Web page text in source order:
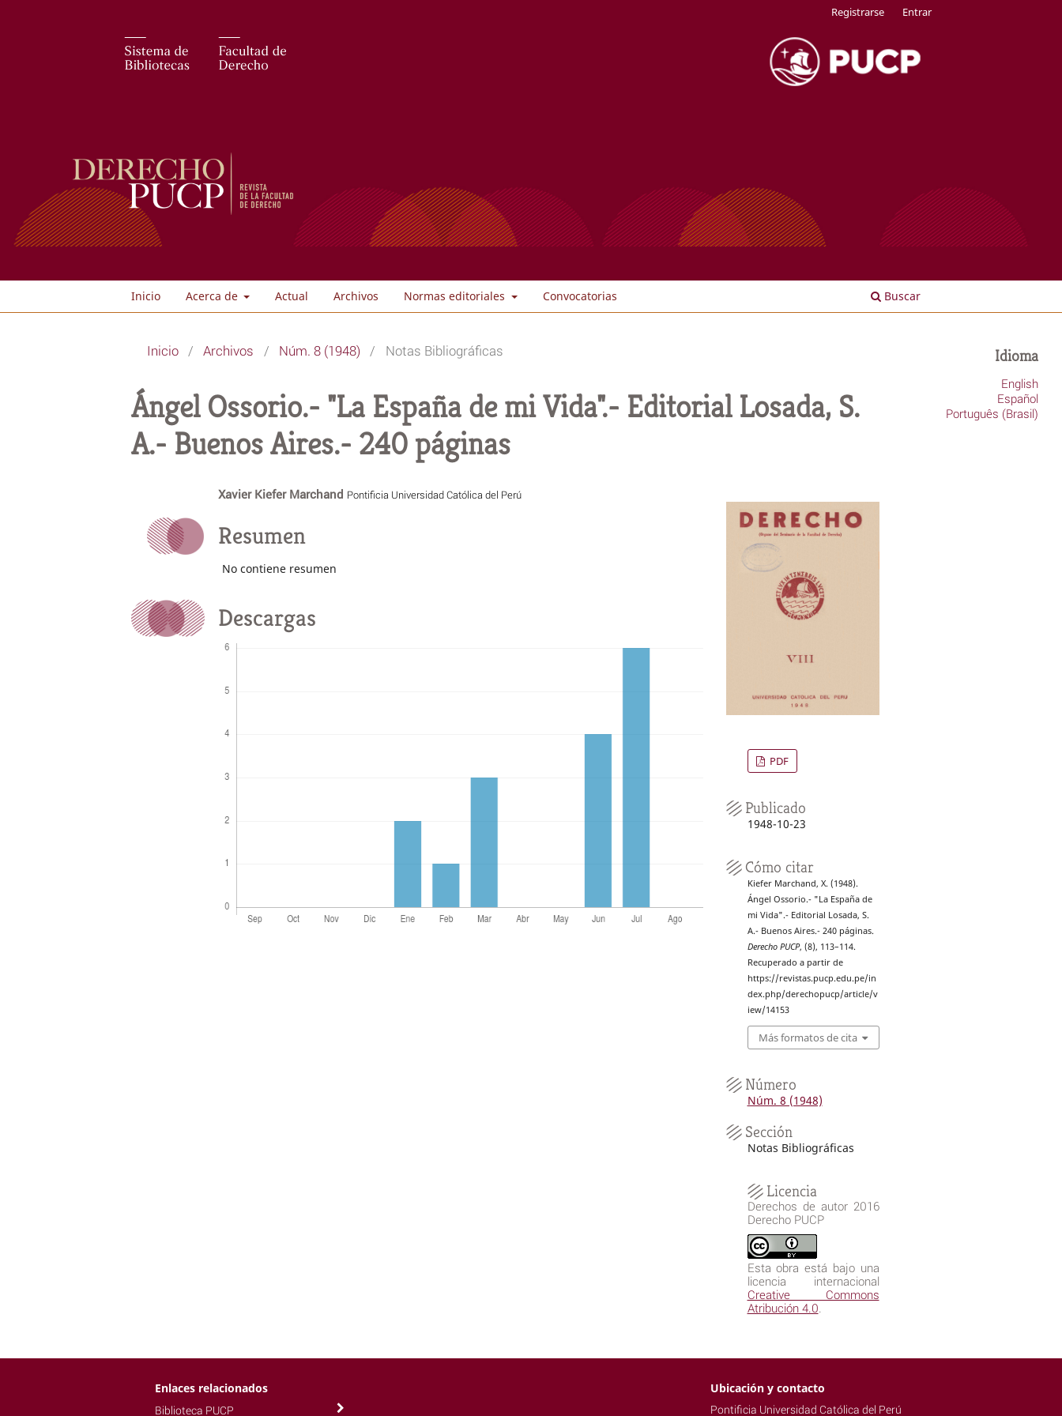
Inicio Acerca de Actual Archivos Normas editoriales Convocatorias Buscar
Registrarse Entrar
Inicio / Archivos / Núm. 8 (1948) / Notas Bibliográficas
Ángel Ossorio.- "La España de mi Vida".- Editorial Losada, S.
A.- Buenos Aires.- 240 páginas
Xavier Kiefer Marchand Pontificia Universidad Católica del Perú
Resumen
No contiene resumen
Descargas
PDF
Publicado
1948-10-23
Cómo citar
Kiefer Marchand, X. (1948).
Ángel Ossorio.- "La España de
mi Vida".- Editorial Losada, S.
A.- Buenos Aires.- 240 páginas.
Derecho PUCP, (8), 113–114.
Recuperado a partir de
https://revistas.pucp.edu.pe/in
dex.php/derechopucp/article/v
iew/14153
Más formatos de cita
Número
Núm. 8 (1948)
Sección
Notas Bibliográficas
Licencia
Derechos de autor 2016
Derecho PUCP
Esta obra está bajo una
licencia internacional
Creative Commons
Atribución 4.0.
Idioma
English
Español
Português (Brasil)
Enlaces relacionados
Biblioteca PUCP
Ubicación y contacto
Pontificia Universidad Católica del Perú